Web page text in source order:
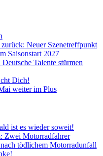
Neuer Szenetreffpunkt
Saisonstart 2027
Talente stürmen
Dich!
weiter im Plus
ist es wieder soweit!
Zwei Motorradfahrer
tödlichem Motorradunfall